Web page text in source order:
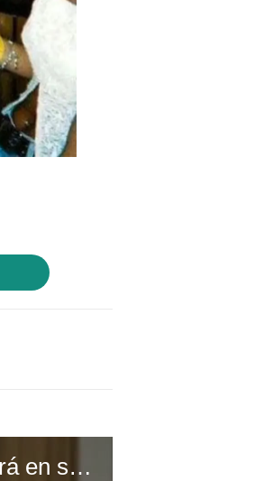
El actor Bill Cosby confirma que no testificará en su juicio